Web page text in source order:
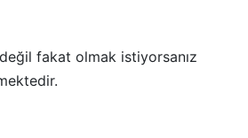
fakat olmak istiyorsanız
Rehberi: